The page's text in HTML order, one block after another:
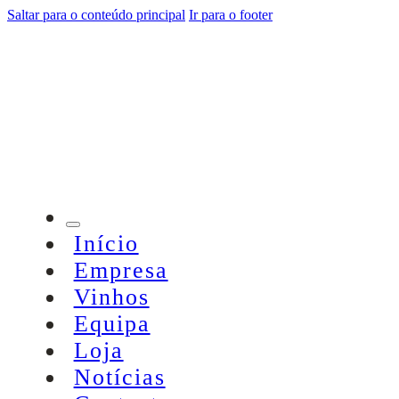
Saltar para o conteúdo principal Ir para o footer
Início
Empresa
Vinhos
Equipa
Loja
Notícias